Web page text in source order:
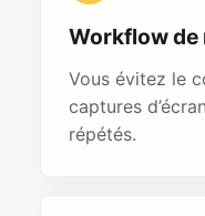
Workflow de
Vous évitez le
captures
répétés.